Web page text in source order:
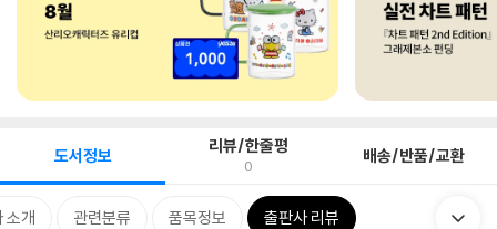
도서정보 리뷰/한줄평
0 배송/반품/교환
소개 관련분류 품목정보 출판사 리뷰